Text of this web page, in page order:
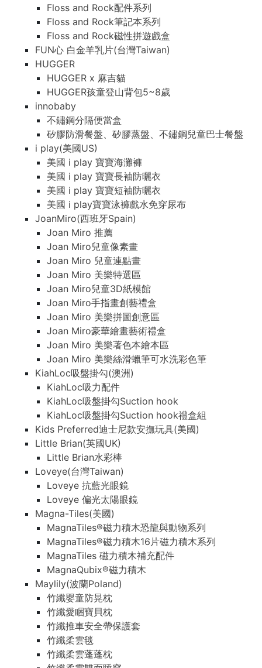
Floss and Rock配件系列
Floss and Rock筆記本系列
Floss and Rock磁性拼遊戲盒
FUN心 白金羊乳片(台灣Taiwan)
HUGGER
HUGGER x 麻吉貓
HUGGER孩童登山背包5~8歲
innobaby
不鏽鋼分隔便當盒
矽膠防滑餐盤、矽膠蒸盤、不鏽鋼兒童巴士餐盤
i play(美國US)
美國 i play 寶寶海灘褲
美國 i play 寶寶長袖防曬衣
美國 i play 寶寶短袖防曬衣
美國 i play寶寶泳褲戲水免穿尿布
JoanMiro(西班牙Spain)
Joan Miro 推薦
Joan Miro兒童像素畫
Joan Miro 兒童連點畫
Joan Miro 美樂特選區
Joan Miro兒童3D紙模館
Joan Miro手指畫創藝禮盒
Joan Miro 美樂拼圖創意區
Joan Miro豪華繪畫藝術禮盒
Joan Miro 美樂著色本繪本區
Joan Miro 美樂絲滑蠟筆可水洗彩色筆
KiahLoc吸盤掛勾(澳洲)
KiahLoc吸力配件
KiahLoc吸盤掛勾Suction hook
KiahLoc吸盤掛勾Suction hook禮盒組
Kids Preferred迪士尼款安撫玩具(美國)
Little Brian(英國UK)
Little Brian水彩棒
Loveye(台灣Taiwan)
Loveye 抗藍光眼鏡
Loveye 偏光太陽眼鏡
Magna-Tiles(美國)
MagnaTiles®磁力積木恐龍與動物系列
MagnaTiles®磁力積木16片磁力積木系列
MagnaTiles 磁力積木補充配件
MagnaQubix®磁力積木
Maylily(波蘭Poland)
竹纖嬰童防晃枕
竹纖愛睏寶貝枕
竹纖推車安全帶保護套
竹纖柔雲毯
竹纖柔雲蓬蓬枕